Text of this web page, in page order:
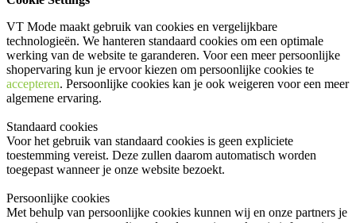
VT Mode maakt gebruik van cookies en vergelijkbare
technologieën. We hanteren standaard cookies om een optimale
werking van de website te garanderen. Voor een meer persoonlijke
shopervaring kun je ervoor kiezen om persoonlijke cookies te
accepteren. Persoonlijke cookies kan je ook weigeren voor een meer
algemene ervaring.
Standaard cookies
Voor het gebruik van standaard cookies is geen expliciete
toestemming vereist. Deze zullen daarom automatisch worden
toegepast wanneer je onze website bezoekt.
Persoonlijke cookies
Met behulp van persoonlijke cookies kunnen wij en onze partners je